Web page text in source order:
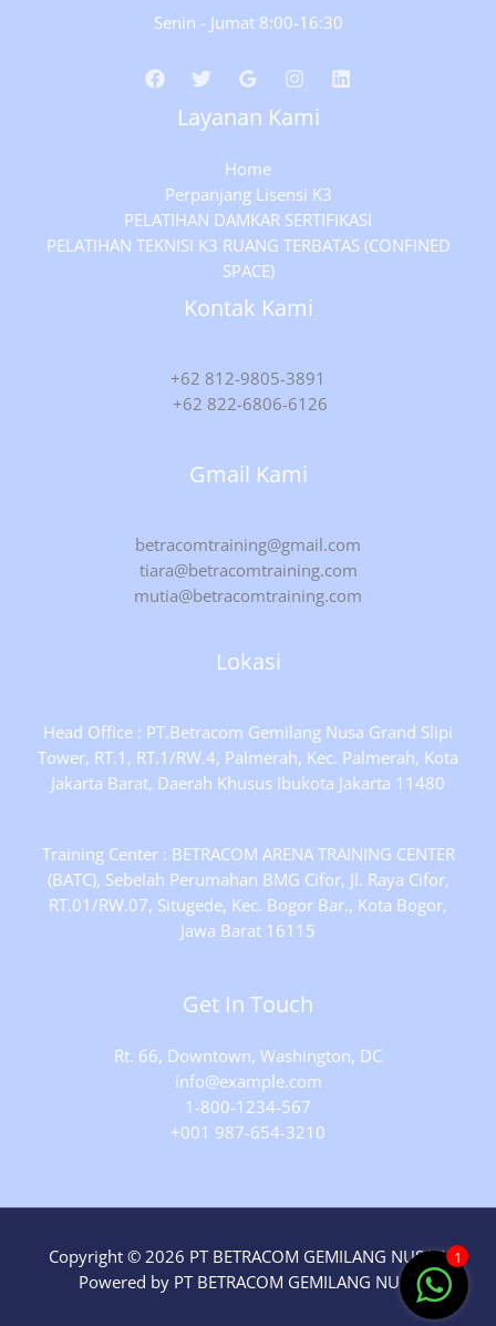
Senin - Jumat 8:00-16:30
Layanan Kami
Home
Perpanjang Lisensi K3
PELATIHAN DAMKAR SERTIFIKASI
PELATIHAN TEKNISI K3 RUANG TERBATAS (CONFINED
SPACE)
Kontak Kami
+62 812-9805-3891
+62 822-6806-6126
Gmail Kami
betracomtraining@gmail.com
tiara@betracomtraining.com
mutia@betracomtraining.com
Lokasi
Head Office : PT.Betracom Gemilang Nusa Grand Slipi
Tower, RT.1, RT.1/RW.4, Palmerah, Kec. Palmerah, Kota
Jakarta Barat, Daerah Khusus Ibukota Jakarta 11480
Training Center : BETRACOM ARENA TRAINING CENTER
(BATC), Sebelah Perumahan BMG Cifor, Jl. Raya Cifor,
RT.01/RW.07, Situgede, Kec. Bogor Bar., Kota Bogor,
Jawa Barat 16115
Get In Touch
Rt. 66, Downtown, Washington, DC
info@example.com​
1-800-1234-567
+001 987-654-3210
Copyright © 2026 PT BETRACOM GEMILANG NUSA |
Powered by PT BETRACOM GEMILANG NUSA
1